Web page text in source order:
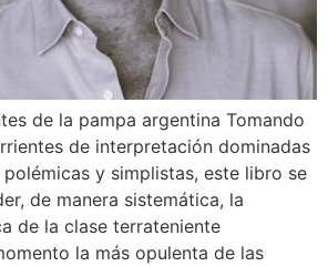
de la pampa argentina Tomando
de interpretación dominadas
y simplistas, este libro se
de manera sistemática, la
de la clase terrateniente
la más opulenta de las